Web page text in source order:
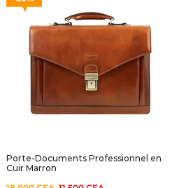
Porte-Documents Professionnel en
Cuir Marron